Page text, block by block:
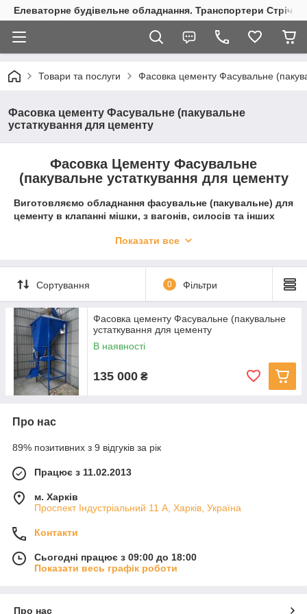
Елеваторне будівельне обладнання. Транспортери
Товари та послуги Фасовка цементу Фасувальне
Фасовка цементу Фасувальне (пакувальне
устаткування для цементу
Фасовка Цементу Фасувальне
(пакувальне устаткування для цементу
Виготовляємо обладнання фасувальне (пакувальне) для
цементу в клапанні мішки, з вагонів, силосів та інших
Фасовка (дозування) роторна призначена для
датчиків, що дозволяє проводити точне дозування
(упаковки) призначена в основному для складів та
магазинів
Виготовимо і інше фасувальне обладнання з
урахуванням вимог замовника
надійність, точність дозації (фасувальне обладнання),
Вартість рішення залежить від умов замовника.
Показати все
Сортування 0 Фільтри
Фасовка цементу Фасувальне (пакувальне
устаткування для цементу
В наявності
135 000 ₴
Про нас
89% позитивних з 9 відгуків за рік
Працює з 11.02.2013
м. Харків
Проспект Індустріальний 11 А, Харків, Україна
Контакти
Сьогодні працює з 09:00 до 18:00
Показати весь графік роботи
Про нас